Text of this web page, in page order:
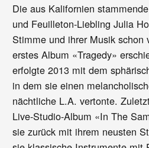
Die aus Kalifornien
und Feuilleton-Liebling Julia
Stimme und ihrer Musik schon
erstes Album «Tragedy»
erfolgte 2013 mit dem
in dem sie einen
nächtliche L.A. vertonte.
Live-Studio-Album «In The
sie zurück mit ihrem neusten